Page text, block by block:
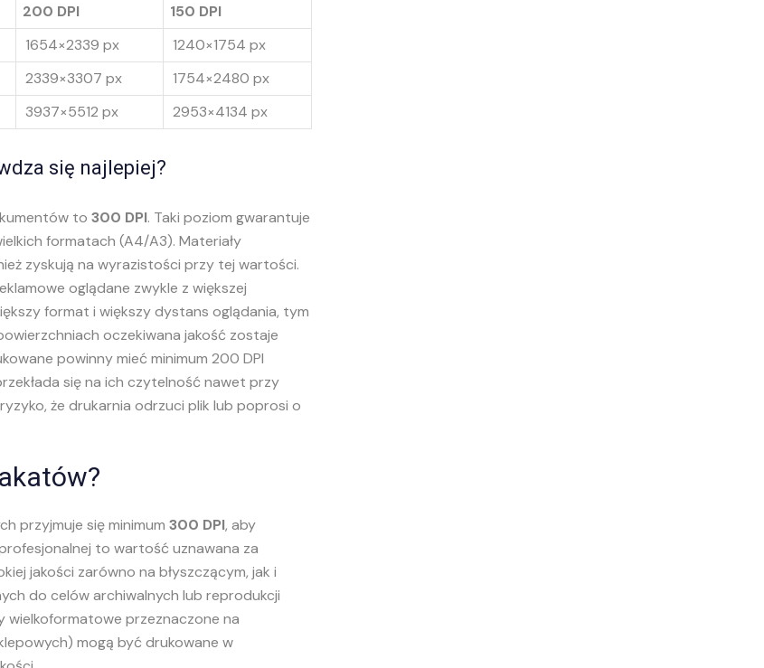
200 DPI
150 DPI
1654×2339 px
1240×1754 px
2339×3307 px
1754×2480 px
3937×5512 px 2953×4134 px
się najlepiej?
to 300 DPI. Taki poziom gwarantuje
formatach (A4/A3). Materiały
zyskują na wyrazistości przy tej wartości.
oglądane zwykle z większej
format i większy dystans oglądania, tym
oczekiwana jakość zostaje
powinny mieć minimum 200 DPI
się na ich czytelność nawet przy
że drukarnia odrzuci plik lub poprosi o
przyjmuje się minimum 300 DPI, aby
to wartość uznawana za
jakości zarówno na błyszczącym, jak i
do celów archiwalnych lub reprodukcji
wielkoformatowe przeznaczone na
mogą być drukowane w